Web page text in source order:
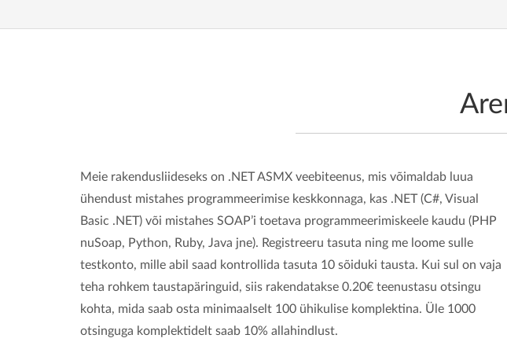
Meie rakendusliideseks on .NET ASMX veebiteenus, mis võimaldab luua
ühendust mistahes programmeerimise keskkonnaga, kas .NET (C#, Visual
Basic .NET) või mistahes SOAP’i toetava programmeerimiskeele kaudu (PHP
nuSoap, Python, Ruby, Java jne). Registreeru tasuta ning me loome sulle
testkonto, mille abil saad kontrollida tasuta 10 sõiduki tausta. Kui sul on vaja
teha rohkem taustapäringuid, siis rakendatakse 0.20€ teenustasu otsingu
kohta, mida saab osta minimaalselt 100 ühikulise komplektina. Üle 1000
otsinguga komplektidelt saab 10% allahindlust.